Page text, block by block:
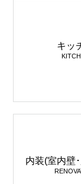
キッ
内装(室内壁